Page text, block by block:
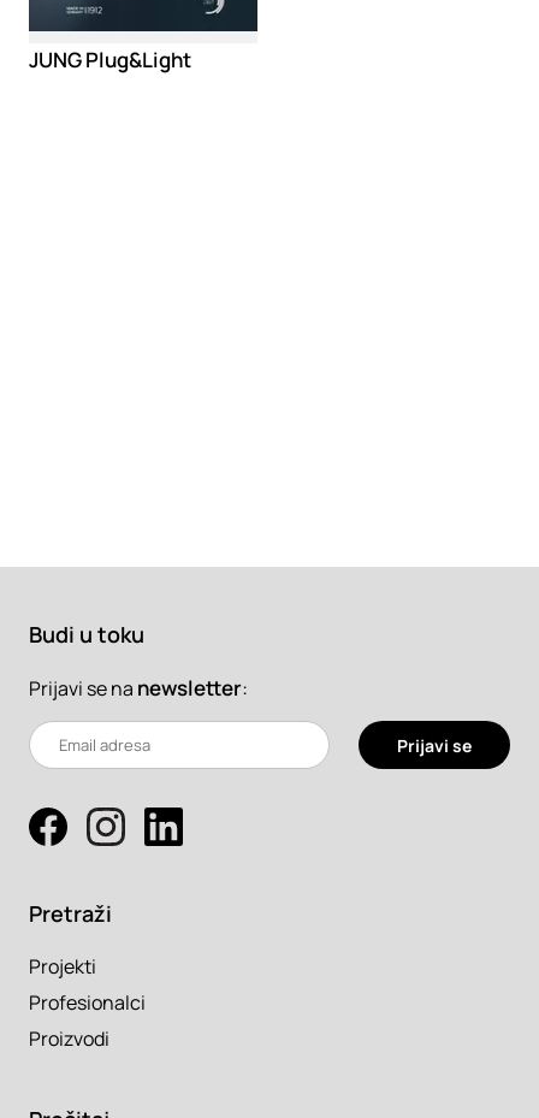
JUNG Plug&Light
Budi u toku
Prijavi se na newsletter:
Prijavi se
Pretraži
Projekti
Profesionalci
Proizvodi